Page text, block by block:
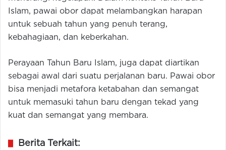
Islam, pawai obor dapat melambangkan harapan
untuk sebuah tahun yang penuh terang,
kebahagiaan, dan keberkahan.
Perayaan Tahun Baru Islam, juga dapat diartikan
sebagai awal dari suatu perjalanan baru. Pawai obor
bisa menjadi metafora ketabahan dan semangat
untuk memasuki tahun baru dengan tekad yang
kuat dan semangat yang membara.
Berita Terkait: